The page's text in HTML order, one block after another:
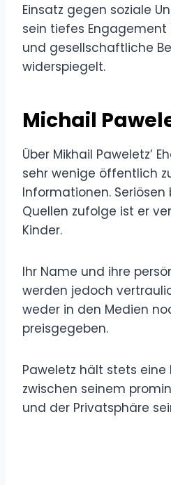
Einsatz gegen soziale
sein tiefes Engagement
und gesellschaftliche
widerspiegelt.
Michail
Über Mikhail Paweletz’
sehr wenige öffentlich
Informationen.
Quellen zufolge ist er
Kinder.
Ihr Name und ihre
werden jedoch
weder in den Medien
preisgegeben.
Paweletz hält stets eine
zwischen seinem
und der Privatsphäre